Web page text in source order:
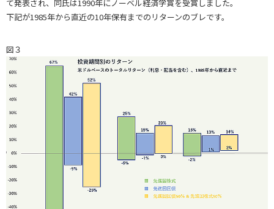
て発表され、同氏は1990年にノーベル経済学賞を受賞しました。
下記が1985年から直近の10年保有までのリターンのブレです。
図３